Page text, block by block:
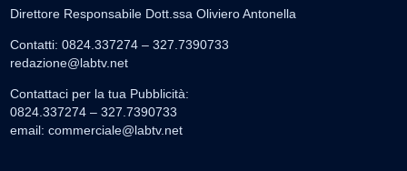
Direttore Responsabile Dott.ssa Oliviero Antonella
Contatti: 0824.337274 – 327.7390733
redazione@labtv.net
Contattaci per la tua Pubblicità:
0824.337274 – 327.7390733
email: commerciale@labtv.net